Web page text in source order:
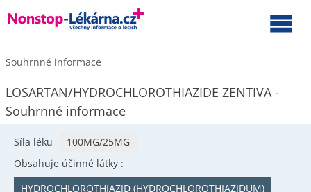
Souhrnné informace
LOSARTAN/HYDROCHLOROTHIAZIDE ZENTIVA -
Souhrnné informace
Síla léku
100MG/25MG
Obsahuje účinné látky :
HYDROCHLOROTHIAZID (HYDROCHLOROTHIAZIDUM)